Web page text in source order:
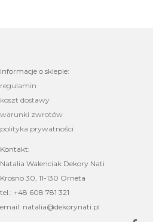
Informacje o sklepie:
regulamin
koszt dostawy
warunki zwrotów
polityka prywatności
Kontakt:
Natalia Walenciak Dekory Nati
Krosno 30, 11-130 Orneta
tel.: +48 608 781 321
email: natalia@dekorynati.pl